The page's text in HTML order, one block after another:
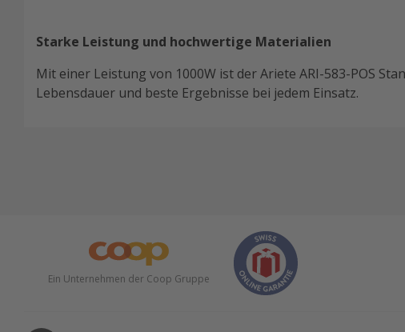
Starke Leistung und hochwertige Materialien
Mit einer Leistung von 1000W ist der Ariete ARI-583-POS
Lebensdauer und beste Ergebnisse bei jedem Einsatz.
Ein Unternehmen der Coop Gruppe